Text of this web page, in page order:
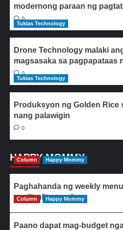
modernong paraan ng
0
Tuklas Technology
Drone Technology malaki
magsasaka sa pagpapataas
0
Tuklas Technology
Produksyon ng Golden Rice
nang palawigin
0
HAPPY MOMMY
Column Happy Mommy
Paghahanda ng weekly
paulit-ulit ang ulam
Column Happy Mommy
Paano dapat mag-budget